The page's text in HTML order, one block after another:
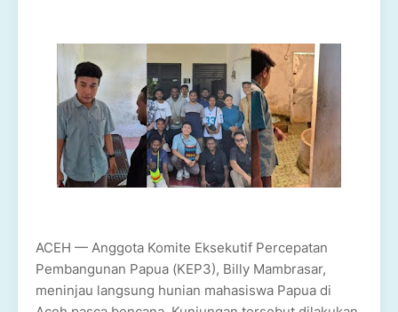
ACEH — Anggota Komite Eksekutif Percepatan
Pembangunan Papua (KEP3), Billy Mambrasar,
meninjau langsung hunian mahasiswa Papua di